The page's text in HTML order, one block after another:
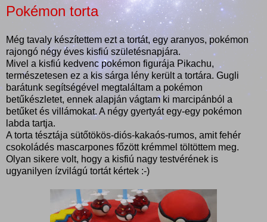
Pokémon torta
Még tavaly készítettem ezt a tortát, egy aranyos, pokémon
rajongó négy éves kisfiú születésnapjára.
Mivel a kisfiú kedvenc pokémon figurája Pikachu,
természetesen ez a kis sárga lény került a tortára. Gugli
barátunk segítségével megtaláltam a pokémon
betűkészletet, ennek alapján vágtam ki marcipánból a
betűket és villámokat. A négy gyertyát egy-egy pokémon
labda tartja.
A torta tésztája sütőtökös-diós-kakaós-rumos, amit fehér
csokoládés mascarpones főzött krémmel töltöttem meg.
Olyan sikere volt, hogy a kisfiú nagy testvérének is
ugyanilyen ízvilágú tortát kértek :-)